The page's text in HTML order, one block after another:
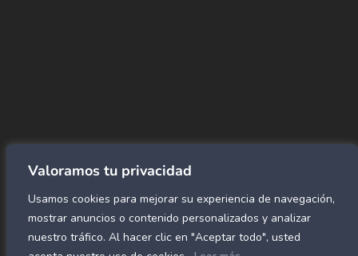
Valoramos tu privacidad
Usamos cookies para mejorar su experiencia de navegación,
mostrar anuncios o contenido personalizados y analizar
nuestro tráfico. Al hacer clic en "Aceptar todo", usted
Revestimientos para pared
Alfombras Residenciales
Paneles decorativos para pared
Mármol Flex
Caucho para gimnasio